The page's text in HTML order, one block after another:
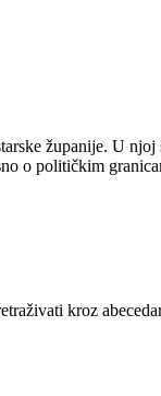
županije. U
o političkim
kroz